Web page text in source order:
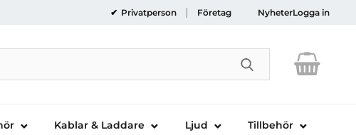
Privatperson Företag NyheterLogga in
Genomför
Kablar & Laddare Ljud Tillbehör